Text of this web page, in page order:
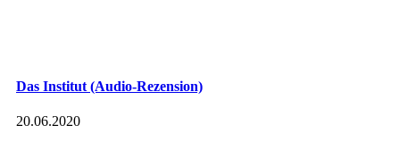
Das Institut (Audio-Rezension)
20.06.2020